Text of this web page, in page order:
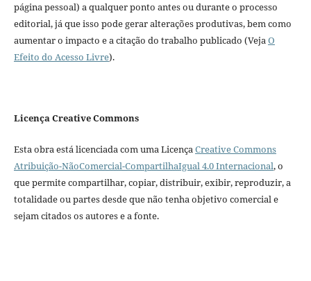
página pessoal) a qualquer ponto antes ou durante o processo
editorial, já que isso pode gerar alterações produtivas, bem como
aumentar o impacto e a citação do trabalho publicado (VejaO
Efeito do Acesso Livre).
Licença Creative Commons
Esta obra está licenciada com uma Licença Creative Commons
Atribuição-NãoComercial-CompartilhaIgual 4.0 Internacional, o
que permite compartilhar, copiar, distribuir, exibir, reproduzir, a
totalidade ou partes desde que não tenha objetivo comercial e
sejam citados os autores e a fonte.